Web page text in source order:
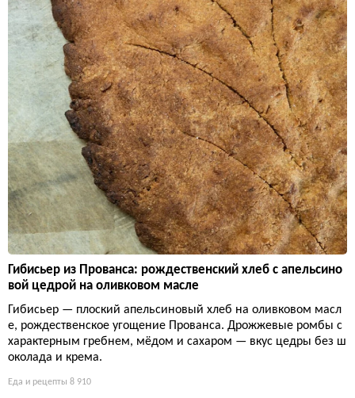
Гибисьер из Прованса: рождественский хлеб с апельсино
вой цедрой на оливковом масле
Гибисьер — плоский апельсиновый хлеб на оливковом масл
е, рождественское угощение Прованса. Дрожжевые ромбы с
характерным гребнем, мёдом и сахаром — вкус цедры без ш
околада и крема.
Еда и рецепты 8 910